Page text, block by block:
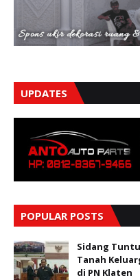
UPDATES
POPULAR POSTS
Sidang
Tanah
di PN Klaten